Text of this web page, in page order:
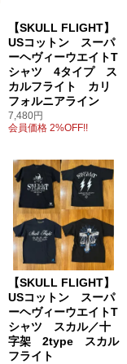
【SKULL FLIGHT】
USコットン スーパ
ーヘヴィーウエイトT
シャツ 4タイプ ス
カルフライト カリ
フォルニアライン
7,480円
会員価格 2%OFF!!
【SKULL FLIGHT】
USコットン スーパ
ーヘヴィーウエイトT
シャツ スカル／十
字架 2type スカル
フライト